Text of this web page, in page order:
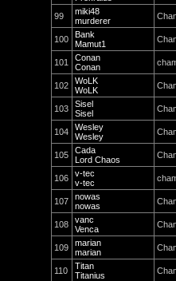
99
miki48
murderer
100
Bank
Mamut1
101
Conan
Conan
102
WoLK
WoLK
103
Sisel
Sisel
104
Wesley
Wesley
105
Cada
Lord Chaos
106
v-tec
v-tec
107
nowas
nowas
108
vanc
Venca
109
marian
marian
110
Titan
Titanius